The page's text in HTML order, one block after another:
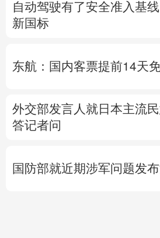
自动驾驶有了安全准入基
新国标
东航：国内客票提前14天
外交部发言人就日本主流
答记者问
国防部就近期涉军问题发